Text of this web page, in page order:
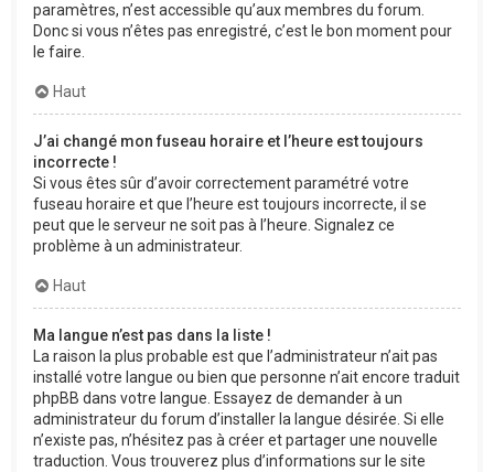
paramètres, n’est accessible qu’aux membres du forum.
Donc si vous n’êtes pas enregistré, c’est le bon moment pour
le faire.
Haut
J’ai changé mon fuseau horaire et l’heure est toujours
incorrecte !
Si vous êtes sûr d’avoir correctement paramétré votre
fuseau horaire et que l’heure est toujours incorrecte, il se
peut que le serveur ne soit pas à l’heure. Signalez ce
problème à un administrateur.
Haut
Ma langue n’est pas dans la liste !
La raison la plus probable est que l’administrateur n’ait pas
installé votre langue ou bien que personne n’ait encore traduit
phpBB dans votre langue. Essayez de demander à un
administrateur du forum d’installer la langue désirée. Si elle
n’existe pas, n’hésitez pas à créer et partager une nouvelle
traduction. Vous trouverez plus d’informations sur le site